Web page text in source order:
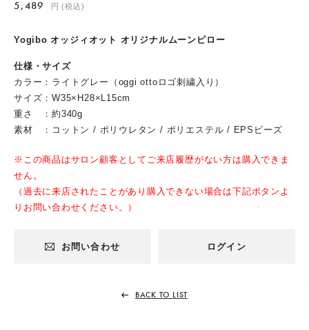
5,489 円 (税込)
Yogibo オッジィオット オリジナルムーンピロー
仕様・サイズ
カラー：ライトグレー（oggi ottoロゴ刺繍入り）
サイズ：W35×H28×L15cm
重さ ：約340g
素材 ：コットン / ポリウレタン / ポリエステル / EPSビーズ
※この商品はサロン顧客としてご来店履歴がない方は購入できま
せん。
（過去に来店されたことがあり購入できない場合は下記ボタンよ
りお問い合わせください。）
お問い合わせ ログイン
BACK TO LIST